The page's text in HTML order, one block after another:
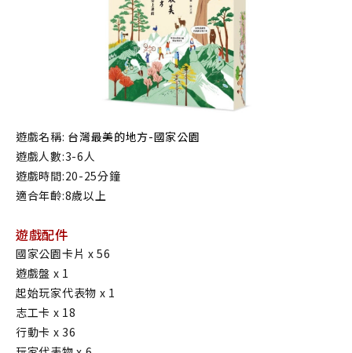
遊戲名稱: 台灣最美的地方-國家公園
遊戲人數:3-6人
遊戲時間:20-25分鐘
適合年齡:8歲以上
遊戲配件
國家公園卡片 x 56
遊戲盤 x 1
起始玩家代表物 x 1
志工卡 x 18
行動卡 x 36